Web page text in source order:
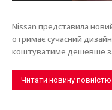
Nissan представила
отримає сучасний дизайн,
коштуватиме дешевше
Читати новину повністю